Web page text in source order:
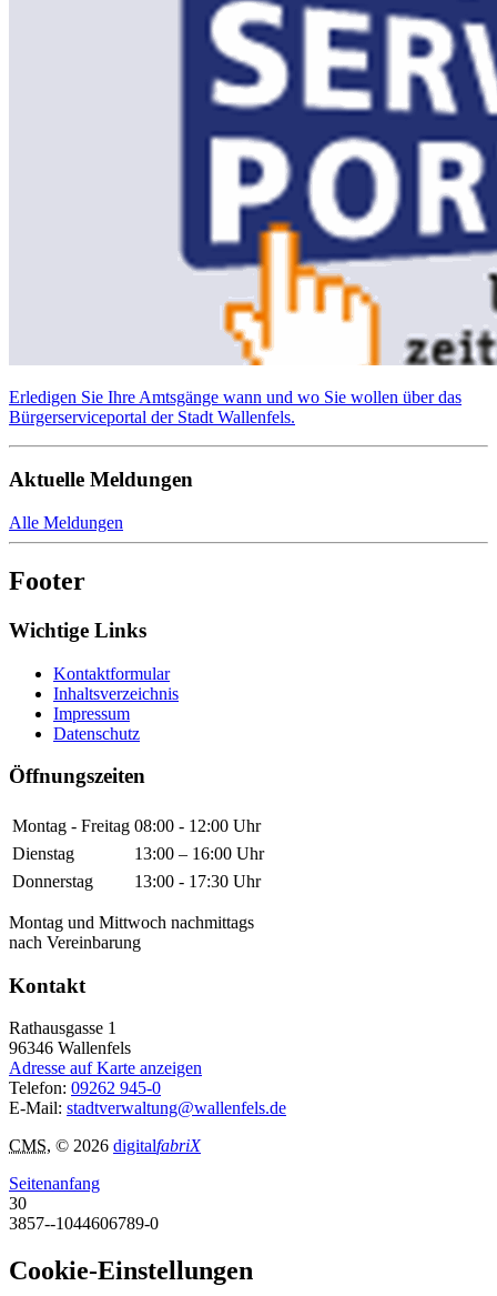
Erledigen Sie Ihre Amtsgänge wann und wo Sie wollen über das
Bürgerserviceportal der Stadt Wallenfels.
Aktuelle Meldungen
Alle Meldungen
Footer
Wichtige Links
Kontaktformular
Inhaltsverzeichnis
Impressum
Datenschutz
Öffnungszeiten
Montag - Freitag 08:00 - 12:00 Uhr
Dienstag
13:00 – 16:00 Uhr
Donnerstag
13:00 - 17:30 Uhr
Montag und Mittwoch nachmittags
nach Vereinbarung
Kontakt
Rathausgasse 1
96346 Wallenfels
Adresse auf Karte anzeigen
Telefon: 09262 945-0
E-Mail: stadtverwaltung@wallenfels.de
CMS, © 2026 digitalfabriX
Seitenanfang
30
3857--1044606789-0
Cookie-Einstellungen